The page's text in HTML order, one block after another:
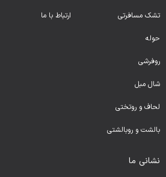
تشک مسافرتی
حوله
روفرشی
شال مبل
لحاف و روتختی
بالشت و روبالشتی
ارتباط با ما
نشانی ما